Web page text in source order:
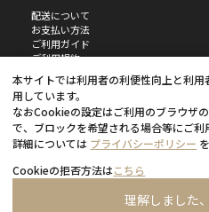
配送について
お支払い方法
ご利用ガイド
ご利用規約
プライバシーポリシー
よくあるご質問
特定商取引法に基づく表記
©CLAMP・
本サイトでは利用者の利便性向上と利
用しています。
なおCookieの設定はご利用のブラウザ
で、ブロックを希望される場合等にご利
詳細については プライバシーポリシー
Cookieの拒否方法はこちら
理解しました